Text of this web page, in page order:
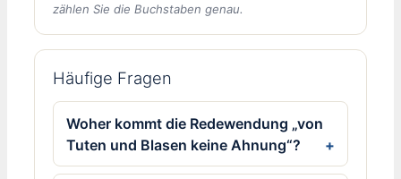
zählen Sie die Buchstaben genau.
Häufige Fragen
Woher kommt die Redewendung „von
Tuten und Blasen keine Ahnung“?